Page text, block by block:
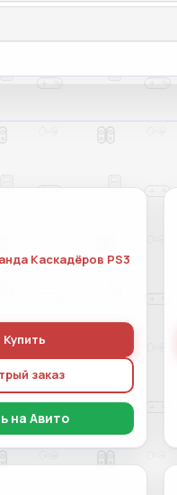
Каскадёров PS3
Купить
заказ
на Авито